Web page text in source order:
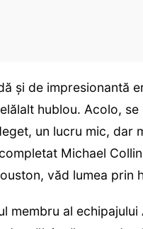
şi de impresionantă
hublou. Acolo,
un lucru mic, dar
Michael
văd lumea prin
membru al